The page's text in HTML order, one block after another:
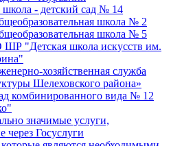
школа - детский сад № 14
школа № 2
школа № 5
"Детская школа искусств им.
хозяйственная служба
Шелеховского района»
комбинированного вида № 12
значимые услуги,
через Госуслуги